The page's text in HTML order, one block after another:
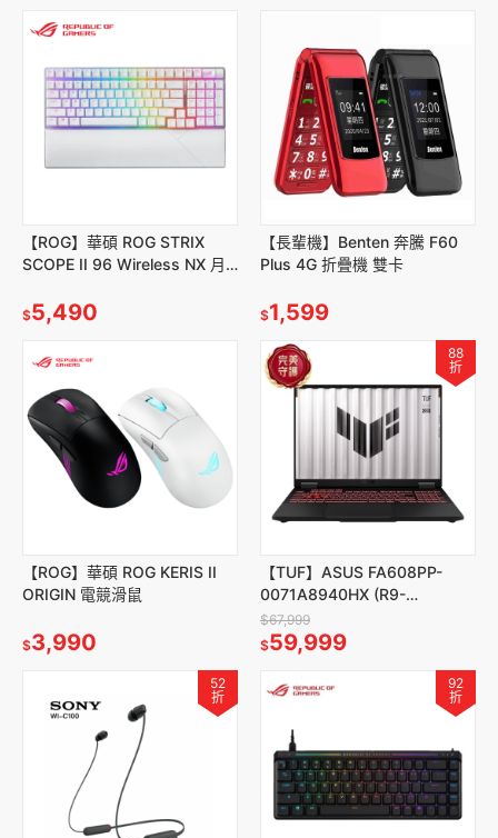
【ROG】華碩 ROG STRIX
SCOPE II 96 Wireless NX 月
$5,490
【長輩機】Benten 奔騰 F60
Plus 4G 折疊機 雙卡
$1,599
【ROG】華碩 ROG KERIS II
ORIGIN 電競滑鼠
$3,990
88
折
【TUF】ASUS FA608PP-
0071A8940HX (R9-
8940HX/16/16G/512G/5070)
$67,999
$59,999
52
折
92
折